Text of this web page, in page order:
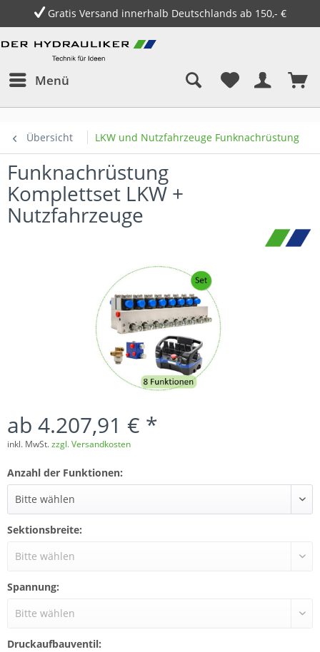
Gratis Versand innerhalb Deutschlands ab 150,- €
Menü
Übersicht LKW und Nutzfahrzeuge Funknachrüstung
Funknachrüstung
Komplettset LKW +
Nutzfahrzeuge
ab 4.207,91 € *
inkl. MwSt.zzgl. Versandkosten
Anzahl der Funktionen:
Sektionsbreite:
Spannung:
Druckaufbauventil: